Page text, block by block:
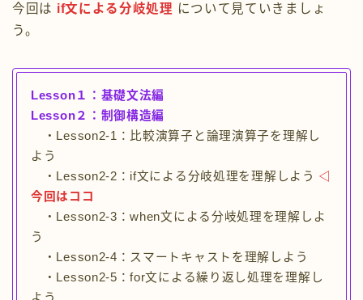
Kotlin以外の言語の紹介
今回は if文による分岐処理 について見ていきましょ
う。
Lesson１：基礎文法編
Lesson２：制御構造編
・Lesson2-1：比較演算子と論理演算子を理解し
よう
・Lesson2-2：if文による分岐処理を理解しよう ◁
今回はココ
・Lesson2-3：when文による分岐処理を理解しよ
う
・Lesson2-4：スマートキャストを理解しよう
・Lesson2-5：for文による繰り返し処理を理解し